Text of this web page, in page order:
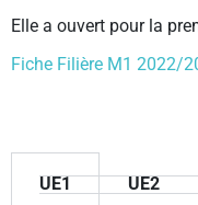
Elle a ouvert pour la
Fiche Filière M1 2022/
UE1 UE2